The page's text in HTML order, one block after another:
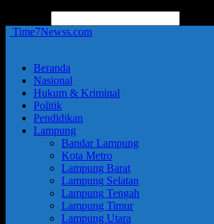
Time7Newss.com
Beranda
Nasional
Hukum & Kriminal
Politik
Pendidikan
Lampung
Bandar Lampung
Kota Metro
Lampung Barat
Lampung Selatan
Lampung Tengah
Lampung Timur
Lampung Utara